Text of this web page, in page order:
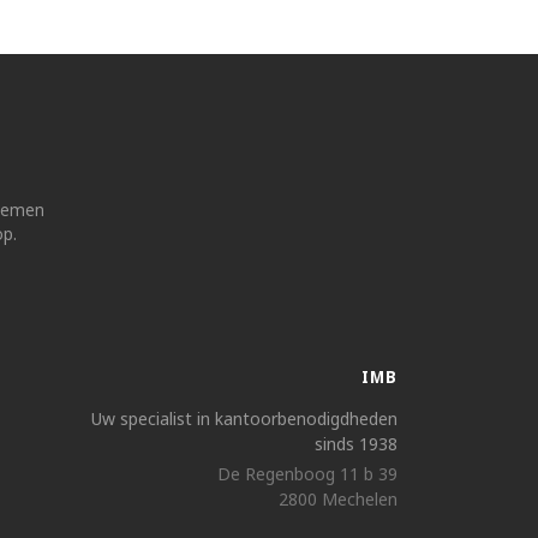
IMB
Uw specialist in kantoorbenodigdheden
sinds 1938
De Regenboog 11 b 39
2800 Mechelen